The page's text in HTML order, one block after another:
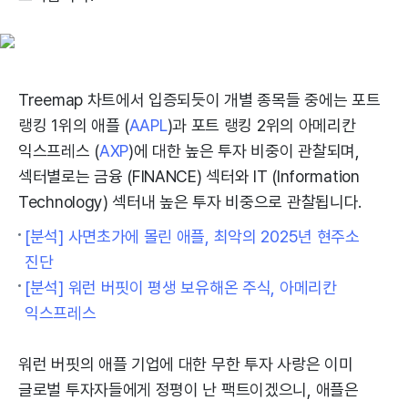
Treemap 차트에서 입증되듯이 개별 종목들 중에는 포트
랭킹 1위의 애플 (AAPL)과 포트 랭킹 2위의 아메리칸
익스프레스 (AXP)에 대한 높은 투자 비중이 관찰되며,
섹터별로는 금융 (FINANCE) 섹터와 IT (Information
Technology) 섹터내 높은 투자 비중으로 관찰됩니다.
[분석] 사면초가에 몰린 애플, 최악의 2025년 현주소
진단
[분석] 워런 버핏이 평생 보유해온 주식, 아메리칸
익스프레스
워런 버핏의 애플 기업에 대한 무한 투자 사랑은 이미
글로벌 투자자들에게 정평이 난 팩트이겠으니, 애플은